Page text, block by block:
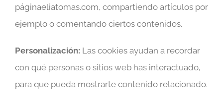
páginaeliatomas.com, compartiendo artículos por
ejemplo o comentando ciertos contenidos.
Personalización: Las cookies ayudan a recordar
con qué personas o sitios web has interactuado,
para que pueda mostrarte contenido relacionado.